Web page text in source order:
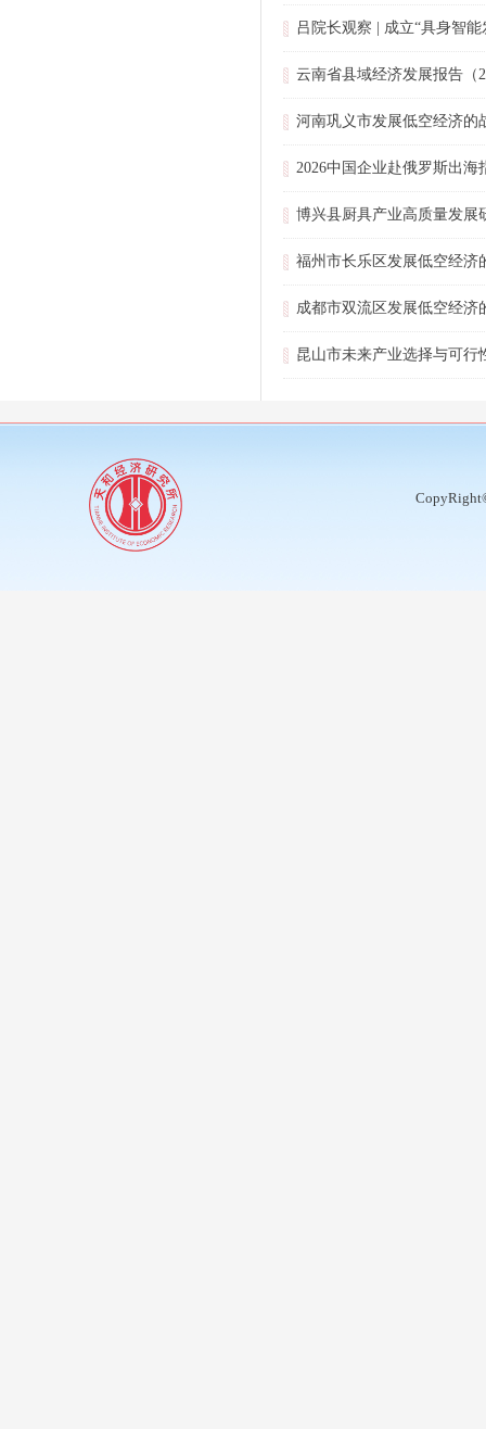
吕院长观察 | 成立“具身智
云南省县域经济发展报告（
河南巩义市发展低空经济的
2026中国企业赴俄罗斯出
博兴县厨具产业高质量发
福州市长乐区发展低空经济
成都市双流区发展低空经济
昆山市未来产业选择与可